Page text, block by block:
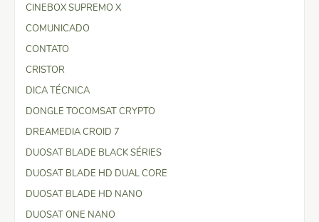
CINEBOX SUPREMO X
COMUNICADO
CONTATO
CRISTOR
DICA TÉCNICA
DONGLE TOCOMSAT CRYPTO
DREAMEDIA CROID 7
DUOSAT BLADE BLACK SÉRIES
DUOSAT BLADE HD DUAL CORE
DUOSAT BLADE HD NANO
DUOSAT ONE NANO